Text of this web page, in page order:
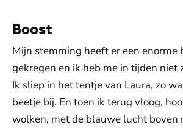
Boost
Mijn stemming heeft er een enorme
gekregen en ik heb me in tijden niet
Ik sliep in het tentje van Laura, zo
beetje bij. En toen ik terug vloog,
wolken, met de blauwe lucht boven